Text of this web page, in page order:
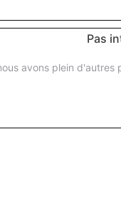
San pellegrino
Bière indienne
Pas
avons plein d'autres